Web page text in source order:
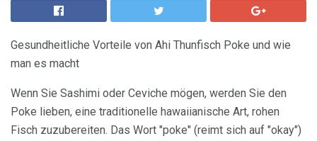
Gesundheitliche Vorteile von Ahi Thunfisch Poke und wie
man es macht
Wenn Sie Sashimi oder Ceviche mögen, werden Sie den
Poke lieben, eine traditionelle hawaiianische Art, rohen
Fisch zuzubereiten. Das Wort "poke" (reimt sich auf "okay")